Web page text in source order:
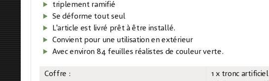
triplement ramifié
Se déforme tout seul
L'article est livré prêt à être installé.
Convient pour une utilisation en extérieur
Avec environ 84 feuilles réalistes de couleur verte.
Coffre :
1 x tronc artificiel